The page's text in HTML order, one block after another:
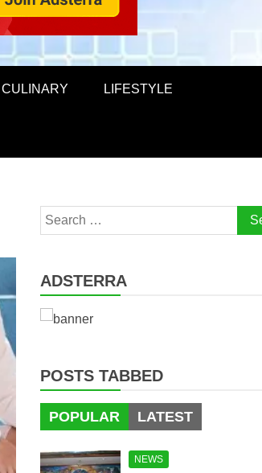
CULINARY LIFESTYLE
Search
for:
ADSTERRA
POSTS TABBED
POPULAR LATEST
NEWS